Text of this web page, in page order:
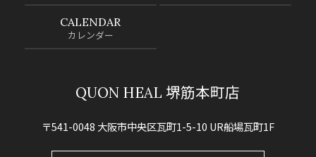
CALENDAR
カレンダー
QUON HEAL 堺筋本町店
〒541-0048 大阪市中央区瓦町1-5-10 UR船場瓦町1F